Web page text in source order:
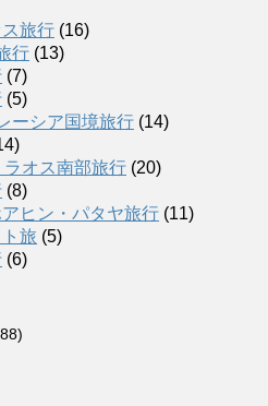
旅行 (16)
行 (13)
(7)
(5)
ーシア国境旅行 (14)
オス南部旅行 (20)
(8)
ヒン・パタヤ旅行 (11)
旅 (5)
(6)